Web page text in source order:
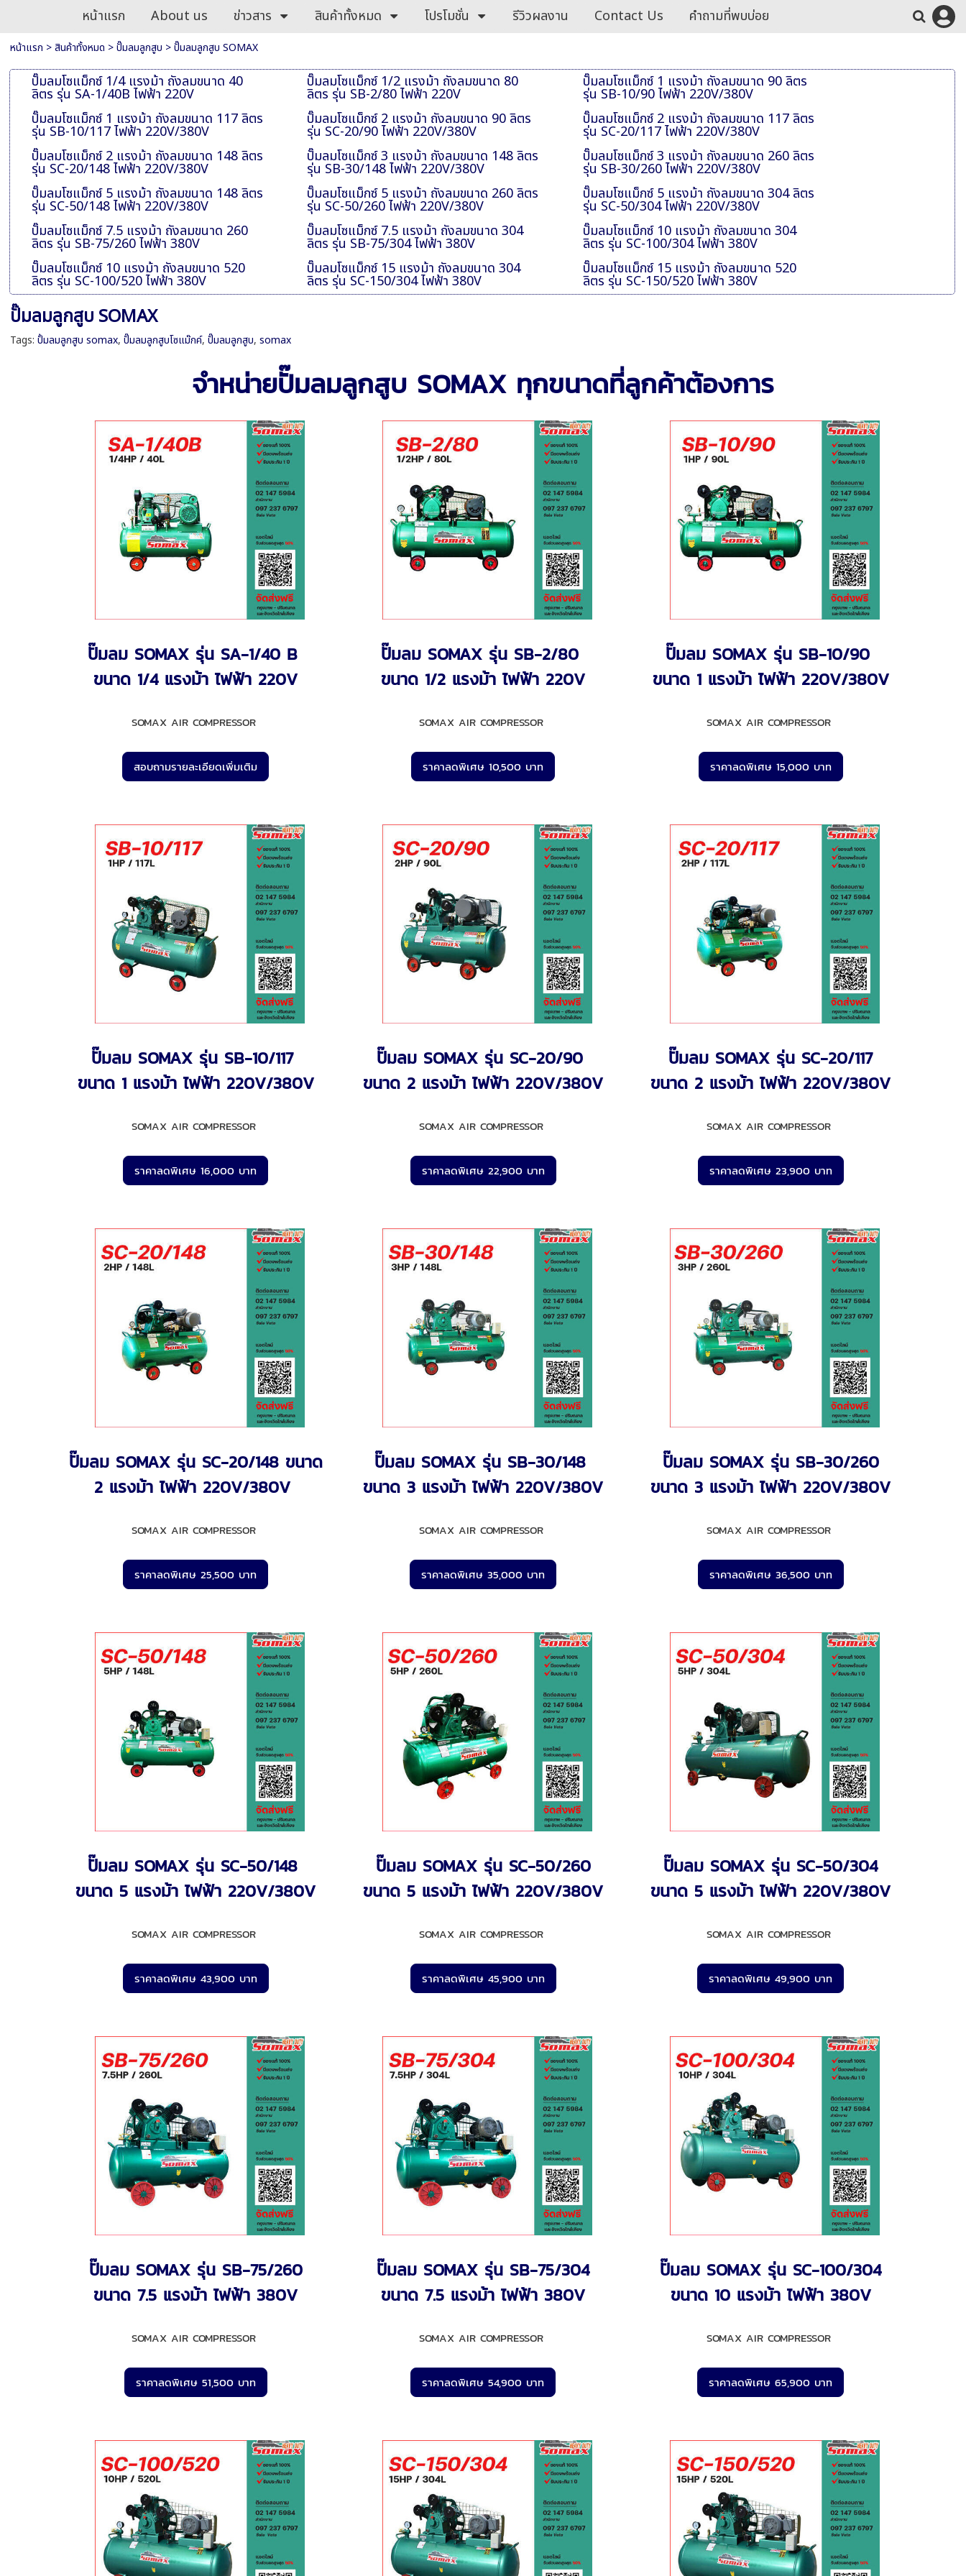
หน้าแรก About us ข่าวสาร สินค้าทั้งหมด โปรโมชั่น รีวิวผลงาน Contact Us คำถามที่พบบ่อย
หน้าแรก >สินค้าทั้งหมด >ปั๊มลมลูกสูบ >ปั๊มลมลูกสูบ SOMAX
ปั๊มลมโซแม็กซ์ 1/4 แรงม้า ถังลมขนาด 40
ลิตร รุ่น SA-1/40B ไฟฟ้า 220V
ปั๊มลมโซแม็กซ์ 1/2 แรงม้า ถังลมขนาด 80
ลิตร รุ่น SB-2/80 ไฟฟ้า 220V
ปั๊มลมโซแม็กซ์ 1 แรงม้า ถังลมขนาด 90 ลิตร
รุ่น SB-10/90 ไฟฟ้า 220V/380V
ปั๊มลมโซแม็กซ์ 1 แรงม้า ถังลมขนาด 117 ลิตร
รุ่น SB-10/117 ไฟฟ้า 220V/380V
ปั๊มลมโซแม็กซ์ 2 แรงม้า ถังลมขนาด 90 ลิตร
รุ่น SC-20/90 ไฟฟ้า 220V/380V
ปั๊มลมโซแม็กซ์ 2 แรงม้า ถังลมขนาด 117 ลิตร
รุ่น SC-20/117 ไฟฟ้า 220V/380V
ปั๊มลมโซแม็กซ์ 2 แรงม้า ถังลมขนาด 148 ลิตร
รุ่น SC-20/148 ไฟฟ้า 220V/380V
ปั๊มลมโซแม็กซ์ 3 แรงม้า ถังลมขนาด 148 ลิตร
รุ่น SB-30/148 ไฟฟ้า 220V/380V
ปั๊มลมโซแม็กซ์ 3 แรงม้า ถังลมขนาด 260 ลิตร
รุ่น SB-30/260 ไฟฟ้า 220V/380V
ปั๊มลมโซแม็กซ์ 5 แรงม้า ถังลมขนาด 148 ลิตร
รุ่น SC-50/148 ไฟฟ้า 220V/380V
ปั๊มลมโซแม็กซ์ 5 แรงม้า ถังลมขนาด 260 ลิตร
รุ่น SC-50/260 ไฟฟ้า 220V/380V
ปั๊มลมโซแม็กซ์ 5 แรงม้า ถังลมขนาด 304 ลิตร
รุ่น SC-50/304 ไฟฟ้า 220V/380V
ปั๊มลมโซแม็กซ์ 7.5 แรงม้า ถังลมขนาด 260
ลิตร รุ่น SB-75/260 ไฟฟ้า 380V
ปั๊มลมโซแม็กซ์ 7.5 แรงม้า ถังลมขนาด 304
ลิตร รุ่น SB-75/304 ไฟฟ้า 380V
ปั๊มลมโซแม็กซ์ 10 แรงม้า ถังลมขนาด 304
ลิตร รุ่น SC-100/304 ไฟฟ้า 380V
ปั๊มลมโซแม็กซ์ 10 แรงม้า ถังลมขนาด 520
ลิตร รุ่น SC-100/520 ไฟฟ้า 380V
ปั๊มลมโซแม็กซ์ 15 แรงม้า ถังลมขนาด 304
ลิตร รุ่น SC-150/304 ไฟฟ้า 380V
ปั๊มลมโซแม็กซ์ 15 แรงม้า ถังลมขนาด 520
ลิตร รุ่น SC-150/520 ไฟฟ้า 380V
ปั๊มลมลูกสูบ SOMAX
Tags: ปั้มลมลูกสูบ somax, ปั๊มลมลูกสูบโซแม๊กค์, ปั๊มลมลูกสูบ, somax
จำหน่ายปั๊มลมลูกสูบ SOMAX ทุกขนาดที่ลูกค้าต้องการ
ปั๊มลม SOMAX รุ่น SA-1/40 B
ขนาด 1/4 แรงม้า ไฟฟ้า 220V
SOMAX AIR COMPRESSOR
สอบถามรายละเอียดเพิ่มเติม
ปั๊มลม SOMAX รุ่น SB-2/80
ขนาด 1/2 แรงม้า ไฟฟ้า 220V
SOMAX AIR COMPRESSOR
ราคาลดพิเศษ 10,500 บาท
ปั๊มลม SOMAX รุ่น SB-10/90
ขนาด 1 แรงม้า ไฟฟ้า 220V/380V
SOMAX AIR COMPRESSOR
ราคาลดพิเศษ 15,000 บาท
ปั๊มลม SOMAX รุ่น SB-10/117
ขนาด 1 แรงม้า ไฟฟ้า 220V/380V
SOMAX AIR COMPRESSOR
ราคาลดพิเศษ 16,000 บาท
ปั๊มลม SOMAX รุ่น SC-20/90
ขนาด 2 แรงม้า ไฟฟ้า 220V/380V
SOMAX AIR COMPRESSOR
ราคาลดพิเศษ 22,900 บาท
ปั๊มลม SOMAX รุ่น SC-20/117
ขนาด 2 แรงม้า ไฟฟ้า 220V/380V
SOMAX AIR COMPRESSOR
ราคาลดพิเศษ 23,900 บาท
ปั๊มลม SOMAX รุ่น SC-20/148 ขนาด
2 แรงม้า ไฟฟ้า 220V/380V
SOMAX AIR COMPRESSOR
ราคาลดพิเศษ 25,500 บาท
ปั๊มลม SOMAX รุ่น SB-30/148
ขนาด 3 แรงม้า ไฟฟ้า 220V/380V
SOMAX AIR COMPRESSOR
ราคาลดพิเศษ 35,000 บาท
ปั๊มลม SOMAX รุ่น SB-30/260
ขนาด 3 แรงม้า ไฟฟ้า 220V/380V
SOMAX AIR COMPRESSOR
ราคาลดพิเศษ 36,500 บาท
ปั๊มลม SOMAX รุ่น SC-50/148
ขนาด 5 แรงม้า ไฟฟ้า 220V/380V
SOMAX AIR COMPRESSOR
ราคาลดพิเศษ 43,900 บาท
ปั๊มลม SOMAX รุ่น SC-50/260
ขนาด 5 แรงม้า ไฟฟ้า 220V/380V
SOMAX AIR COMPRESSOR
ราคาลดพิเศษ 45,900 บาท
ปั๊มลม SOMAX รุ่น SC-50/304
ขนาด 5 แรงม้า ไฟฟ้า 220V/380V
SOMAX AIR COMPRESSOR
ราคาลดพิเศษ 49,900 บาท
ปั๊มลม SOMAX รุ่น SB-75/260
ขนาด 7.5 แรงม้า ไฟฟ้า 380V
SOMAX AIR COMPRESSOR
ราคาลดพิเศษ 51,500 บาท
ปั๊มลม SOMAX รุ่น SB-75/304
ขนาด 7.5 แรงม้า ไฟฟ้า 380V
SOMAX AIR COMPRESSOR
ราคาลดพิเศษ 54,900 บาท
ปั๊มลม SOMAX รุ่น SC-100/304
ขนาด 10 แรงม้า ไฟฟ้า 380V
SOMAX AIR COMPRESSOR
ราคาลดพิเศษ 65,900 บาท